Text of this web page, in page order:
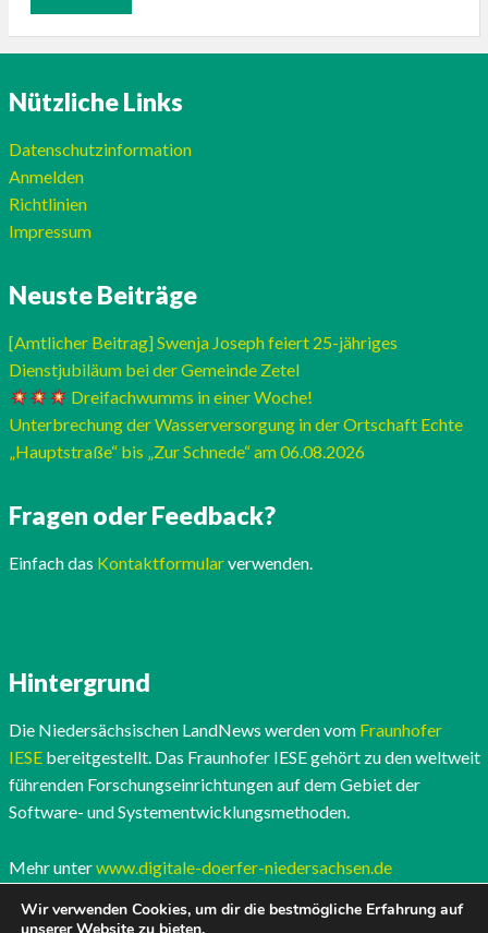
Nützliche Links
Datenschutzinformation
Anmelden
Richtlinien
Impressum
Neuste Beiträge
[Amtlicher Beitrag] Swenja Joseph feiert 25-jähriges
Dienstjubiläum bei der Gemeinde Zetel
Dreifachwumms in einer Woche!
Unterbrechung der Wasserversorgung in der Ortschaft Echte
„Hauptstraße“ bis „Zur Schnede“ am 06.08.2026
Fragen oder Feedback?
Einfach das Kontaktformularverwenden.
Hintergrund
Die Niedersächsischen LandNews werden vom Fraunhofer
IESEbereitgestellt. Das Fraunhofer IESE gehört zu den weltweit
führenden Forschungseinrichtungen auf dem Gebiet der
Software- und Systementwicklungsmethoden.
Mehr unterwww.digitale-doerfer-niedersachsen.de
Wir verwenden Cookies, um dir die bestmögliche Erfahrung auf